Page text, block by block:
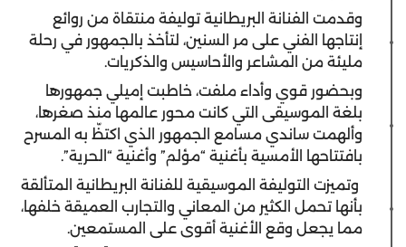
وقدمت الفنانة البريطانية توليفة منتقاة من روائع
إنتاجها الفني على مر السنين، لتأخذ بالجمهور في رحلة
مليئة من المشاعر والأحاسيس والذكريات.
وبحضور قوي وأداء ملفت، خاطبت إميلي جمهورها
بلغة الموسيقى التي كانت محور عالمها منذ صغرها،
وألهمت ساندي مسامع الجمهور الذي اكتظّ به المسرح
بافتتاحها الأمسية بأغنية “مؤلم” وأغنية “الحرية”.
وتميزت التوليفة الموسيقية للفنانة البريطانية المتألقة
بأنها تحمل الكثير من المعاني والتجارب العميقة خلفها،
مما يجعل وقع الأغنية أقوى على المستمعين.